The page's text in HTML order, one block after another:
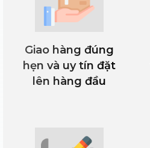
Nón đầu bếp
Giao hàng đúng
hẹn và uy tín đặt
lên hàng đầu